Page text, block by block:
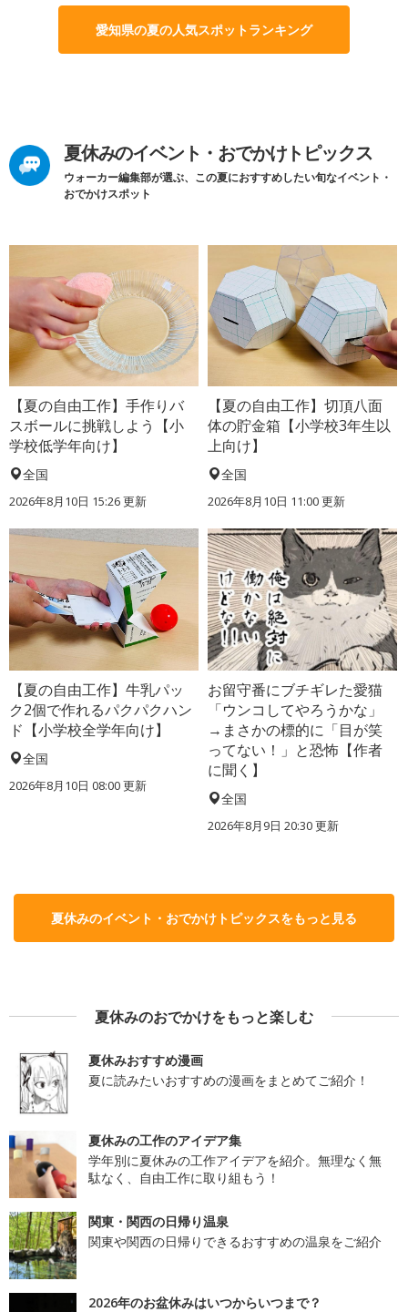
愛知県の夏の人気スポットランキング
夏休みのイベント・おでかけトピックス
ウォーカー編集部が選ぶ、この夏におすすめしたい旬なイベント・
おでかけスポット
【夏の自由工作】手作りバ
スボールに挑戦しよう【小
学校低学年向け】
全国
2026年8月10日 15:26更新
【夏の自由工作】切頂八面
体の貯金箱【小学校3年生以
上向け】
全国
2026年8月10日 11:00更新
【夏の自由工作】牛乳パッ
ク2個で作れるパクパクハン
ド【小学校全学年向け】
全国
2026年8月10日 08:00更新
お留守番にブチギレた愛猫
「ウンコしてやろうかな」
→まさかの標的に「目が笑
ってない！」と恐怖【作者
に聞く】
全国
2026年8月9日 20:30更新
夏休みのイベント・おでかけトピックスをもっと見る
夏休みのおでかけをもっと楽しむ
夏休みおすすめ漫画
夏に読みたいおすすめの漫画をまとめてご紹介！
夏休みの工作のアイデア集
学年別に夏休みの工作アイデアを紹介。無理なく無
駄なく、自由工作に取り組もう！
関東・関西の日帰り温泉
関東や関西の日帰りできるおすすめの温泉をご紹介
2026年のお盆休みはいつからいつまで？